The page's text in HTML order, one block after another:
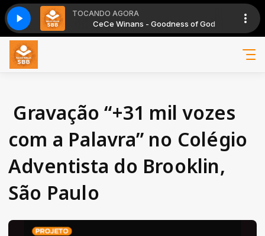
TOCANDO AGORA
of God CeCe Winans - Goodness of God
Seibert e Emilene AraujoVocê pode viver sem drogas com Erní
️ Gravação “+31 mil vozes
com a Palavra” no Colégio
Adventista do Brooklin,
São Paulo